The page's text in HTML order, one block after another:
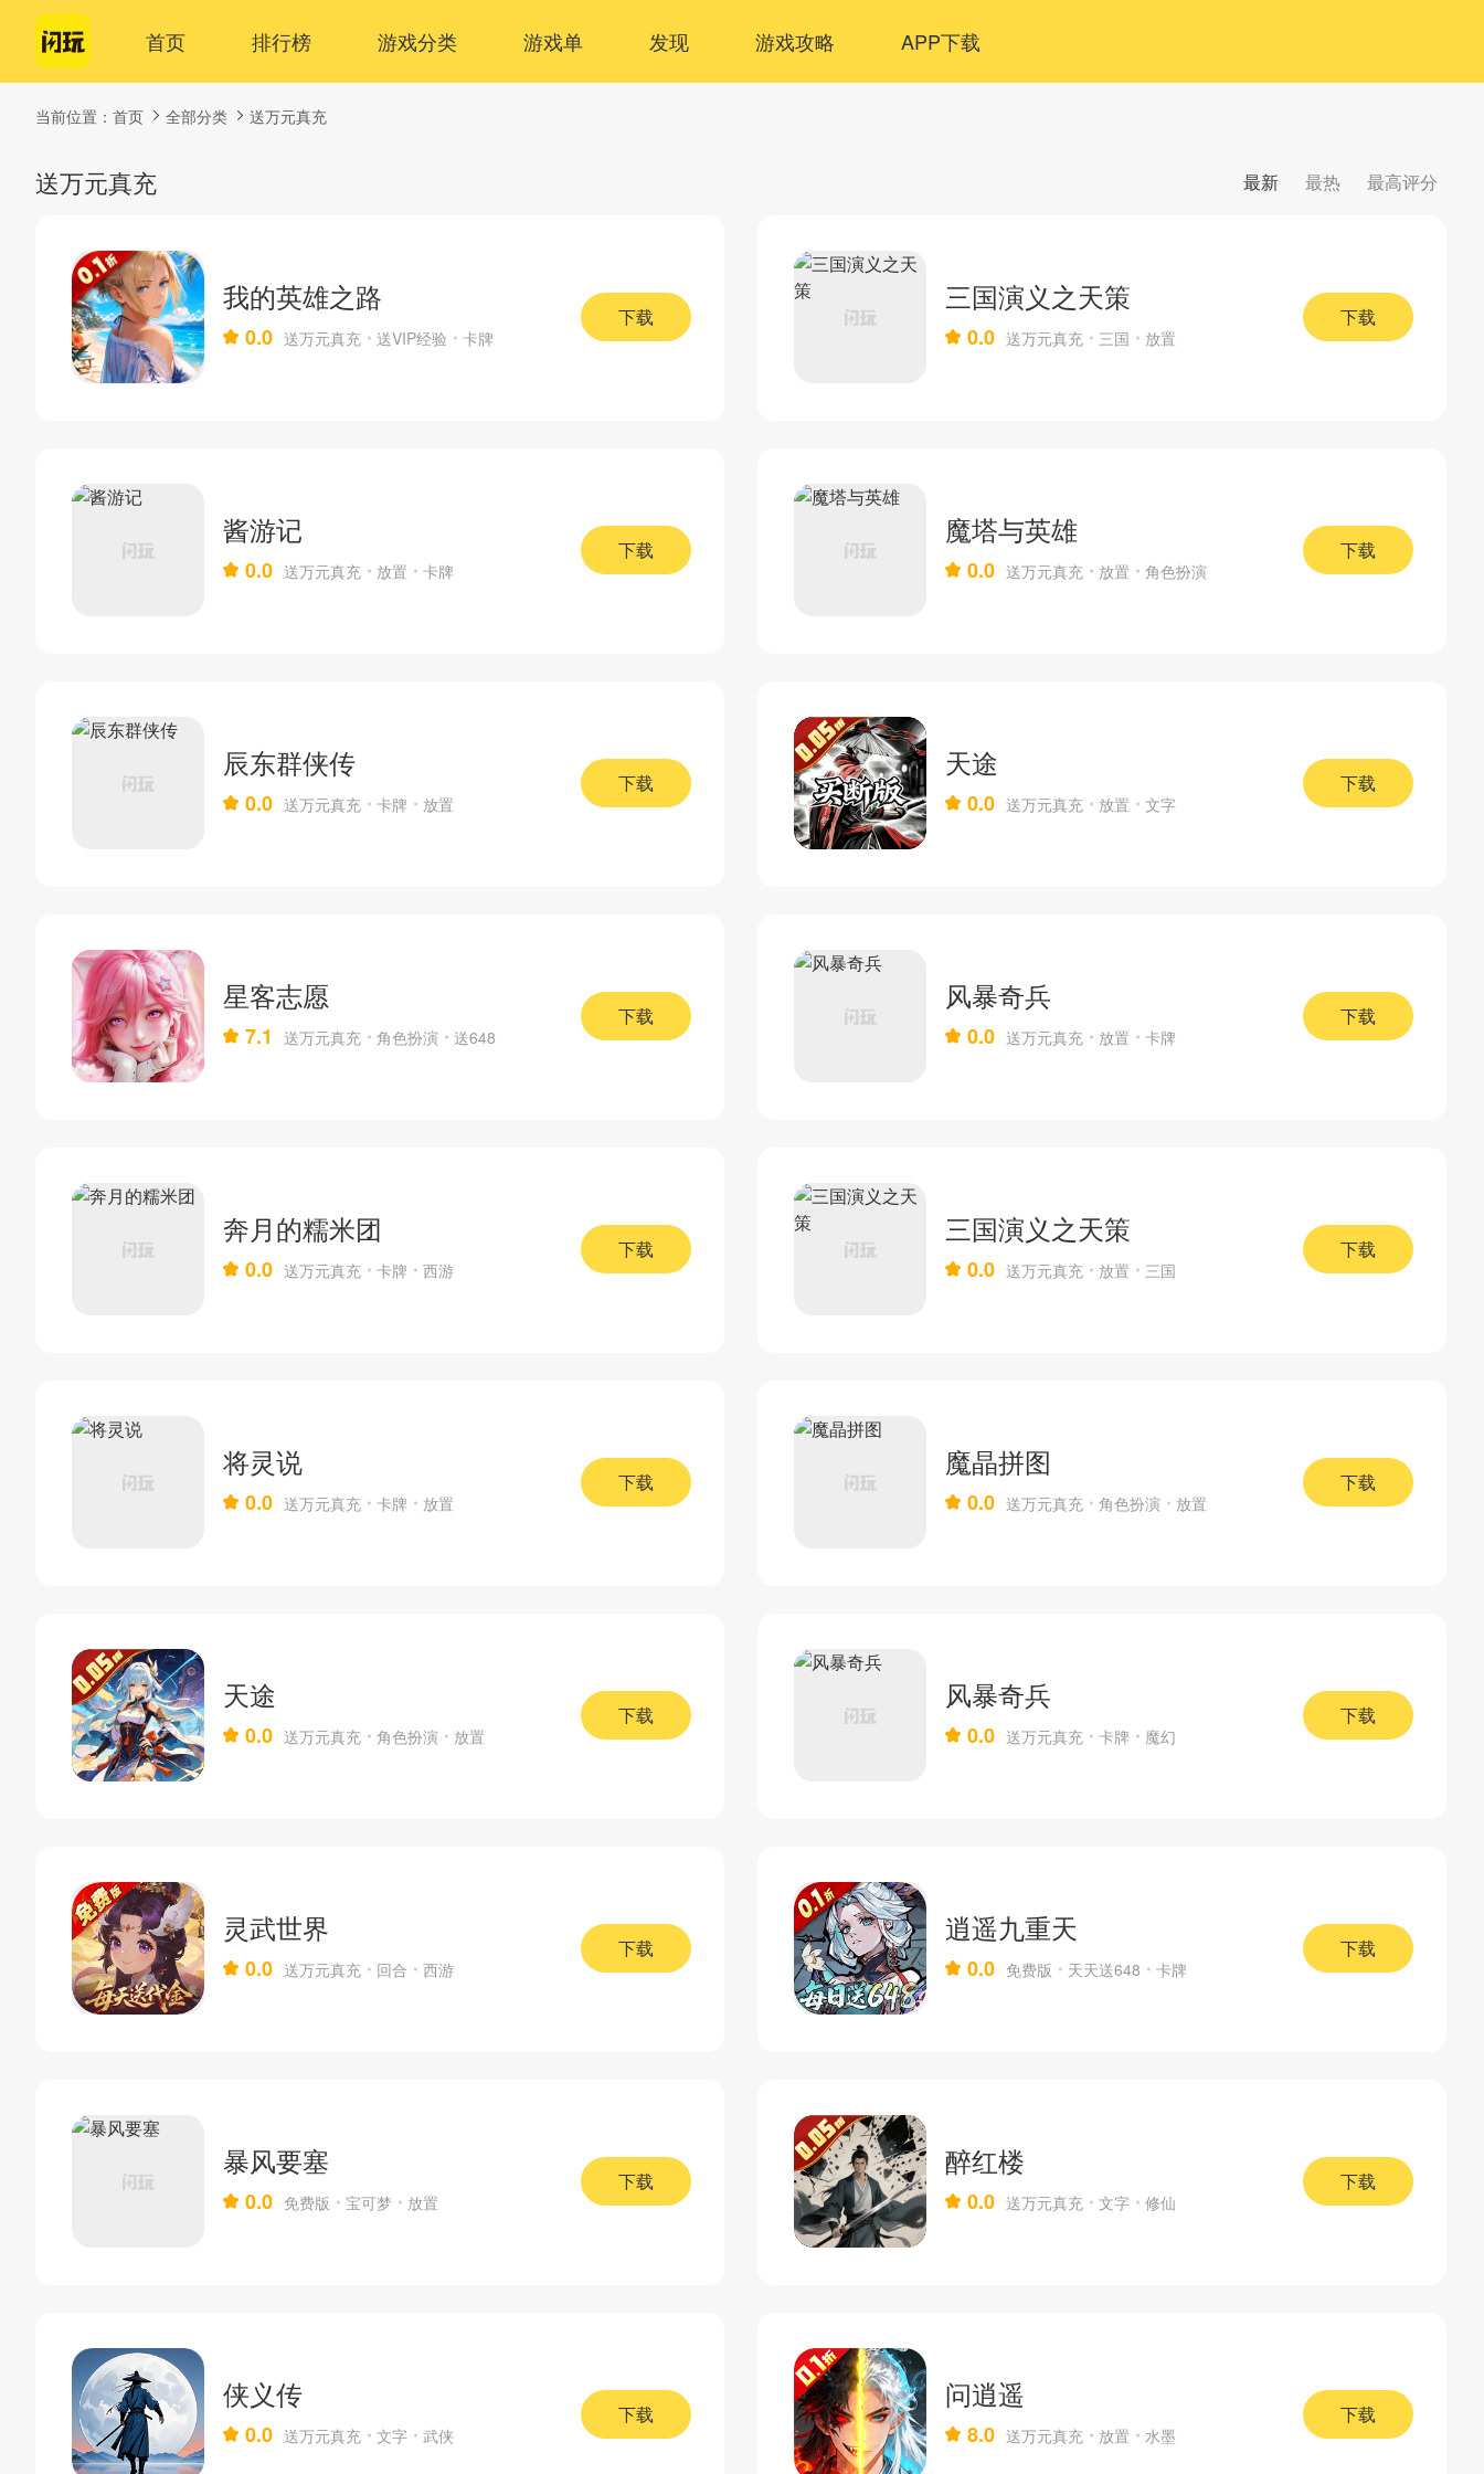
首页 排行榜 游戏分类 游戏单 发现 游戏攻略 APP下载
当前位置： 首页 全部分类 送万元真充
送万元真充 最新 最热 最高评分
我的英雄之路
0.0 送万元真充 送VIP经验 卡牌
下载
三国演义之天策
0.0 送万元真充 三国 放置
下载
酱游记
0.0 送万元真充 放置 卡牌
下载
魔塔与英雄
0.0 送万元真充 放置 角色扮演
下载
辰东群侠传
0.0 送万元真充 卡牌 放置
下载
天途
0.0 送万元真充 放置 文字
下载
星客志愿
7.1 送万元真充 角色扮演 送648
下载
风暴奇兵
0.0 送万元真充 放置 卡牌
下载
奔月的糯米团
0.0 送万元真充 卡牌 西游
下载
三国演义之天策
0.0 送万元真充 放置 三国
下载
将灵说
0.0 送万元真充 卡牌 放置
下载
魔晶拼图
0.0 送万元真充 角色扮演 放置
下载
天途
0.0 送万元真充 角色扮演 放置
下载
风暴奇兵
0.0 送万元真充 卡牌 魔幻
下载
灵武世界
0.0 送万元真充 回合 西游
下载
逍遥九重天
0.0 免费版 天天送648 卡牌
下载
暴风要塞
0.0 免费版 宝可梦 放置
下载
醉红楼
0.0 送万元真充 文字 修仙
下载
侠义传
0.0 送万元真充 文字 武侠
下载
问逍遥
8.0 送万元真充 放置 水墨
下载